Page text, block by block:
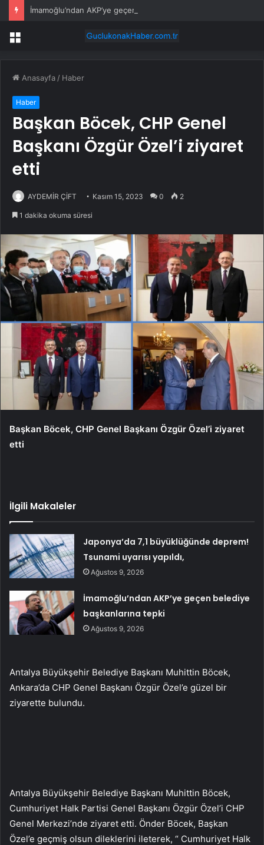
İmamoğlu’ndan AKP’ye geçen belediye başkanlarına tepki
Menü
Anasayfa / Haber
Haber
Başkan Böcek, CHP Genel
Başkanı Özgür Özel’i ziyaret
etti
AYDEMİR ÇİFT Kasım 15, 2023 0 2
1 dakika okuma süresi
Başkan Böcek, CHP Genel Başkanı Özgür Özel’i ziyaret
etti
İlgili Makaleler
Japonya’da 7,1 büyüklüğünde deprem!
Tsunami uyarısı yapıldı,
Ağustos 9, 2026
İmamoğlu’ndan AKP’ye geçen belediye
başkanlarına tepki
Ağustos 9, 2026
Antalya Büyükşehir Belediye Başkanı Muhittin Böcek,
Ankara’da CHP Genel Başkanı Özgür Özel’e güzel bir
ziyarette bulundu.
Antalya Büyükşehir Belediye Başkanı Muhittin Böcek,
Cumhuriyet Halk Partisi Genel Başkanı Özgür Özel’i CHP
Genel Merkezi’nde ziyaret etti. Önder Böcek, Başkan
Özel’e geçmiş olsun dileklerini ileterek, “ Cumhuriyet Halk